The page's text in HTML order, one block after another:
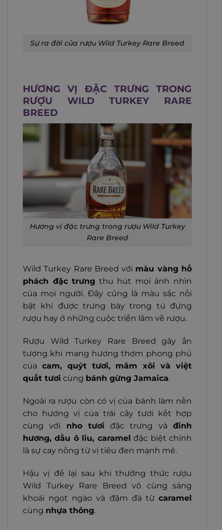
Sự ra đời của rượu Wild Turkey Rare Breed
HƯƠNG VỊ ĐẶC TRƯNG TRONG
RƯỢU WILD TURKEY RARE
BREED
Hương vị đặc trưng trong rượu Wild Turkey
Rare Breed
Wild Turkey Rare Breed với màu vàng hổ
phách đặc trưng thu hút mọi ánh nhìn
của mọi người. Đây cũng là màu sắc nổi
bật khi được trưng bày trong tủ đựng
rượu hay ở những cuộc triển lãm về rượu.
Rượu Wild Turkey Rare Breed gây ấn
tượng khi mang hương thơm phong phú
của cam, quýt tươi, mâm xôi và việt
quất tươi cùng bánh gừng Jamaica.
Ngoài ra rượu còn có vị của bánh làm nền
cho hương vị của trái cây tươi kết hợp
cùng với nho tươi đặc trưng vàđinh
hương, dầu ô liu, caramel đặc biệt chính
là sự cay nồng từ vị tiêu đen mạnh mẽ.
Hậu vị để lại sau khi thưởng thức rượu
Wild Turkey Rare Breed vô cùng sảng
khoái ngọt ngào và đậm đà từ caramel
cùng nhựa thông.